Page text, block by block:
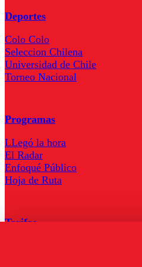
Deportes
Colo Colo
Seleccion Chilena
Universidad de Chile
Torneo Nacional
Programas
LLegó la hora
El Radar
Enfoqué Público
Hoja de Ruta
Tarifas